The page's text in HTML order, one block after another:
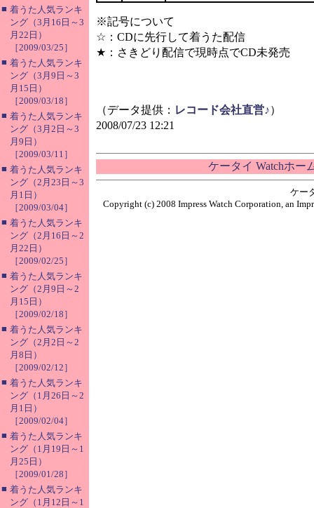
■ 着うた人気ランキ
ング（3月16日～3
月22日）
［2009/03/25］
■ 着うた人気ランキ
ング（3月9日～3
月15日）
［2009/03/18］
■ 着うた人気ランキ
ング（3月2日～3
月9日）
［2009/03/11］
■ 着うた人気ランキ
ング（2月23日～3
月1日）
［2009/03/04］
■ 着うた人気ランキ
ング（2月16日～2
月22日）
［2009/02/25］
■ 着うた人気ランキ
ング（2月9日～2
月15日）
［2009/02/18］
■ 着うた人気ランキ
ング（2月2日～2
月8日）
［2009/02/12］
■ 着うた人気ランキ
ング（1月26日～2
月1日）
［2009/02/04］
■ 着うた人気ランキ
ング（1月19日～1
月25日）
［2009/01/28］
■ 着うた人気ランキ
ング（1月12日～1
※記号について
☆：CDに先行して着うた配信
★：さきどり配信で現時点でCD未発売
（データ提供： レコード会社直営♪）
2008/07/23 12:21
ケータイ Watchホー
ケー
Copyright (c) 2008 Impress Watch Corporation, an